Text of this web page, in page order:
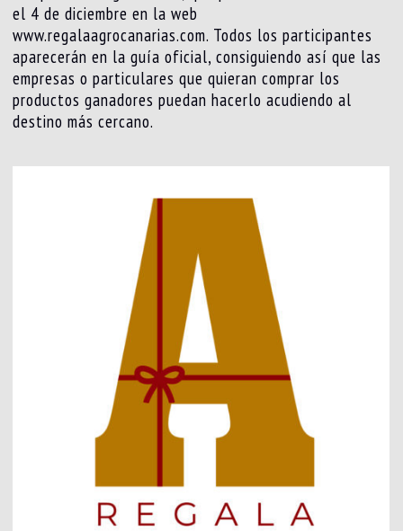
el 4 de diciembre en la web
www.regalaagrocanarias.com. Todos los participantes
aparecerán en la guía oficial, consiguiendo así que las
empresas o particulares que quieran comprar los
productos ganadores puedan hacerlo acudiendo al
destino más cercano.